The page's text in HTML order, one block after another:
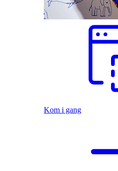
Kom i gang